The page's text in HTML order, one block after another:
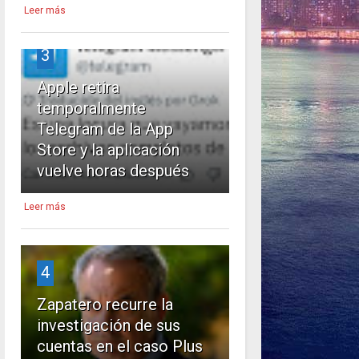
Leer más
3
Apple retira
temporalmente
Telegram de la App
Store y la aplicación
vuelve horas después
Leer más
4
Zapatero recurre la
investigación de sus
cuentas en el caso Plus